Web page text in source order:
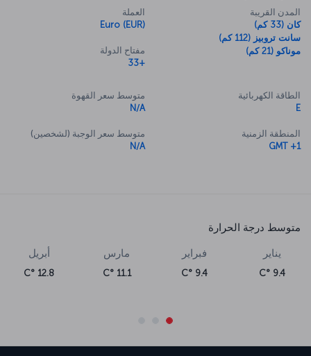
المدن القريبة
كان (33 كم)
سانت تروبيز (112 كم)
موناكو (21 كم)
العملة
Euro (EUR)
مفتاح الدولة
+33
الطاقة الكهربائية
E
المنطقة الزمنية
GMT +1
متوسط سعر القهوة
N/A
متوسط سعر الوجبة (لشخصين)
N/A
متوسط درجة الحرارة
يناير
9.4 °C
فبراير
9.4 °C
مارس
11.1 °C
أبريل
12.8 °C